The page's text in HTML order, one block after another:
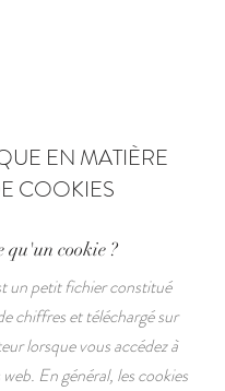
EN MATIÈRE
COOKIES
qu'un cookie ?
un petit fichier constitué
chiffres et téléchargé sur
lorsque vous accédez à
En général, les cookies